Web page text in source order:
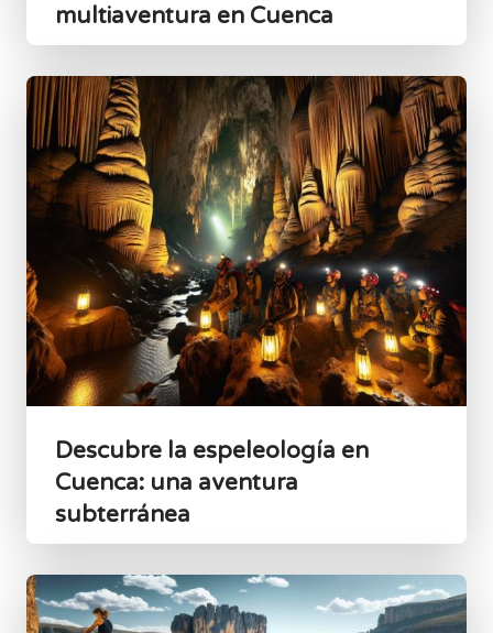
multiaventura en Cuenca
Descubre la espeleología en
Cuenca: una aventura
subterránea